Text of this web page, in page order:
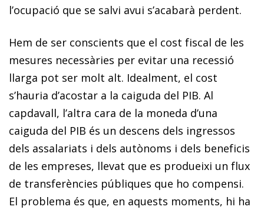
l’ocupació que se salvi avui s’acabarà perdent.
Hem de ser conscients que el cost fiscal de les
mesures necessàries per evitar una recessió
llarga pot ser molt alt. Idealment, el cost
s’hauria d’acostar a la caiguda del PIB. Al
capdavall, l’altra cara de la moneda d’una
caiguda del PIB és un descens dels ingressos
dels assalariats i dels autònoms i dels beneficis
de les empreses, llevat que es produeixi un flux
de transferències públiques que ho compensi.
El problema és que, en aquests moments, hi ha